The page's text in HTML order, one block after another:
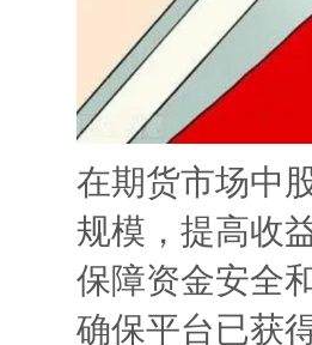
在期货市场中
规模，提高收
保障资金安全
确保平台已获